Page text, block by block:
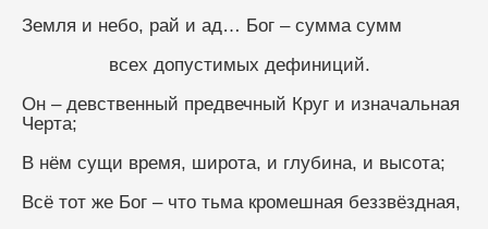
Земля и небо, рай и ад… Бог – сумма сумм
                всех допустимых дефиниций.
Он – девственный предвечный Круг и изначальная
Черта;
В нём сущи время, широта, и глубина, и высота;
Всё тот же Бог – что тьма кромешная беззвёздная,